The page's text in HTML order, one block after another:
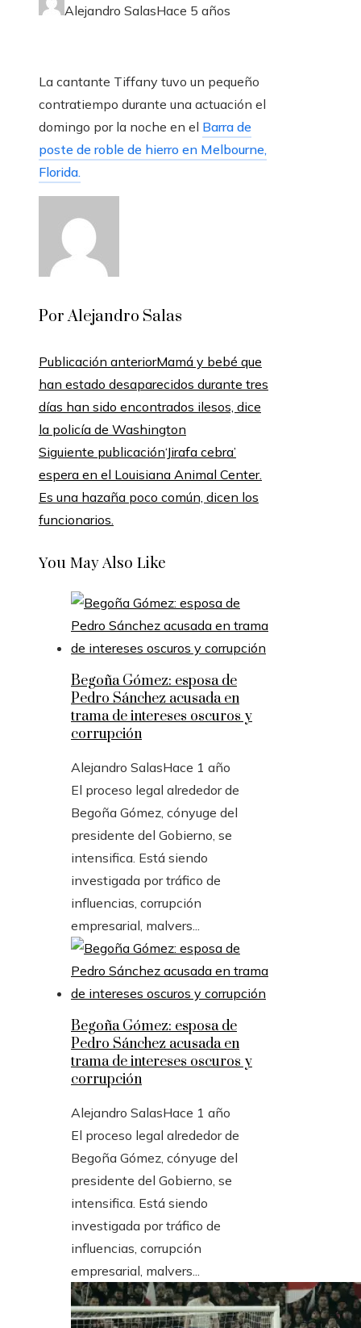
Alejandro SalasHace 5 años
La cantante Tiffany tuvo un pequeño
contratiempo durante una actuación el
domingo por la noche en el Barra de
poste de roble de hierro en Melbourne,
Florida.
Por Alejandro Salas
Publicación anteriorMamá y bebé que
han estado desaparecidos durante tres
días han sido encontrados ilesos, dice
la policía de Washington
Siguiente publicación‘Jirafa cebra’
espera en el Louisiana Animal Center.
Es una hazaña poco común, dicen los
funcionarios.
You May Also Like
Begoña Gómez: esposa de
Pedro Sánchez acusada en
trama de intereses oscuros y
corrupción
Alejandro SalasHace 1 año
El proceso legal alrededor de
Begoña Gómez, cónyuge del
presidente del Gobierno, se
intensifica. Está siendo
investigada por tráfico de
influencias, corrupción
empresarial, malvers...
Begoña Gómez: esposa de
Pedro Sánchez acusada en
trama de intereses oscuros y
corrupción
Alejandro SalasHace 1 año
El proceso legal alrededor de
Begoña Gómez, cónyuge del
presidente del Gobierno, se
intensifica. Está siendo
investigada por tráfico de
influencias, corrupción
empresarial, malvers...